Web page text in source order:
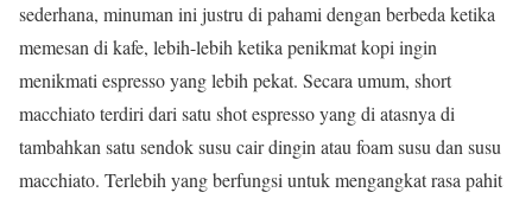
sederhana, minuman ini justru di pahami dengan berbeda ketika
memesan di kafe, lebih-lebih ketika penikmat kopi ingin
menikmati espresso yang lebih pekat. Secara umum, short
macchiato terdiri dari satu shot espresso yang di atasnya di
tambahkan satu sendok susu cair dingin atau foam susu dan susu
macchiato. Terlebih yang berfungsi untuk mengangkat rasa pahit